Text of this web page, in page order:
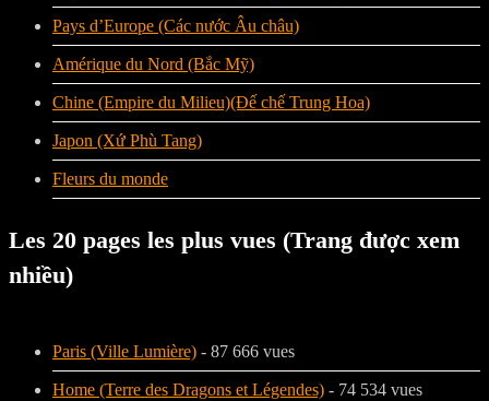
Pays d’Europe (Các nước Âu châu)
Amérique du Nord (Bắc Mỹ)
Chine (Empire du Milieu)(Đế chế Trung Hoa)
Japon (Xứ Phù Tang)
Fleurs du monde
Les 20 pages les plus vues (Trang được xem
nhiều)
Paris (Ville Lumière) - 87 666 vues
Home (Terre des Dragons et Légendes) - 74 534 vues